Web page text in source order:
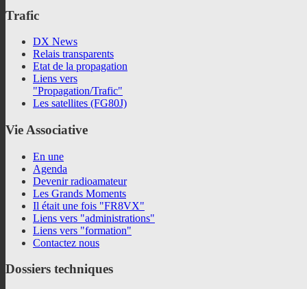
Trafic
DX News
Relais transparents
Etat de la propagation
Liens vers
"Propagation/Trafic"
Les satellites (FG80J)
Vie Associative
En une
Agenda
Devenir radioamateur
Les Grands Moments
Il était une fois "FR8VX"
Liens vers "administrations"
Liens vers "formation"
Contactez nous
Dossiers techniques